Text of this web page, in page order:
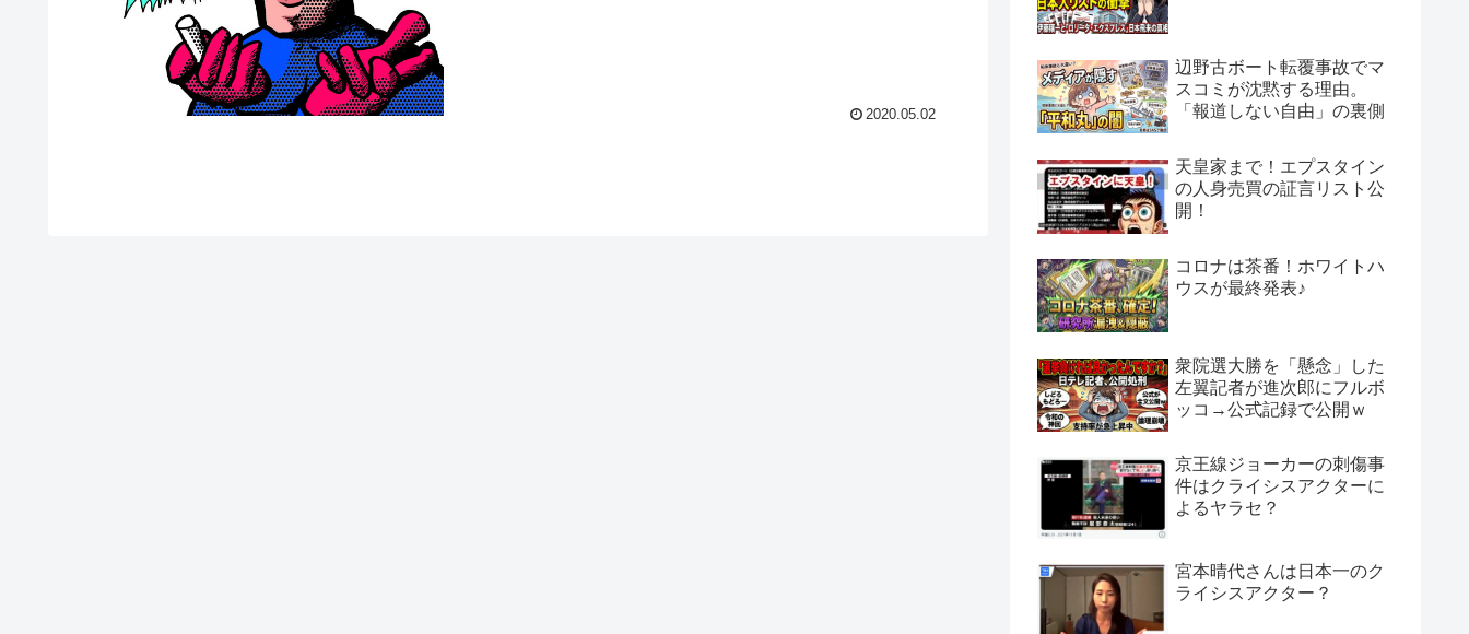
2020.05.02
辺野古ボート転覆事故でマ
スコミが沈黙する理由。
「報道しない自由」の裏側
天皇家まで！エプスタイン
の人身売買の証言リスト公
開！
コロナは茶番！ホワイトハ
ウスが最終発表♪
衆院選大勝を「懸念」した
左翼記者が進次郎にフルボ
ッコ→公式記録で公開ｗ
京王線ジョーカーの刺傷事
件はクライシスアクターに
よるヤラセ？
宮本晴代さんは日本一のク
ライシスアクター？